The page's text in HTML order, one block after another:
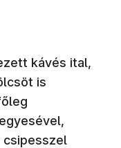
kávés ital,
is
csipesszel